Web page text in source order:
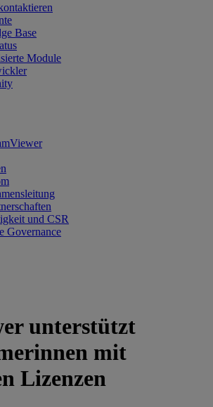
Base
Module
und CSR
Governance
unterstützt
mit
Lizenzen